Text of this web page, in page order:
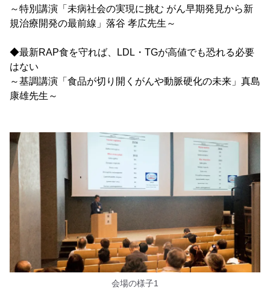
～特別講演「未病社会の実現に挑む がん早期発見から新
規治療開発の最前線」落谷 孝広先生～
◆最新RAP食を守れば、LDL・TGが高値でも恐れる必要
はない
～基調講演「食品が切り開くがんや動脈硬化の未来」真島
康雄先生～
会場の様子1